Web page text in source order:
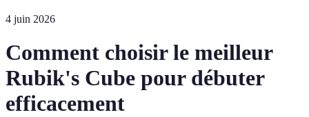
4 juin 2026
Comment choisir le meilleur
Rubik's Cube pour débuter
efficacement